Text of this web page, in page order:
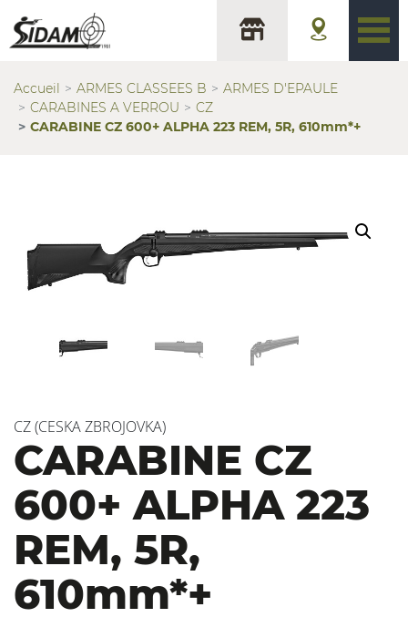
Accueil ARMES CLASSEES B
ARMES D'EPAULE
CARABINES A VERROU
CZ
CARABINE CZ 600+ ALPHA 223 REM, 5R, 610mm*+
CZ (CESKA ZBROJOVKA)
CARABINE CZ
600+ ALPHA 223
REM, 5R,
610mm*+